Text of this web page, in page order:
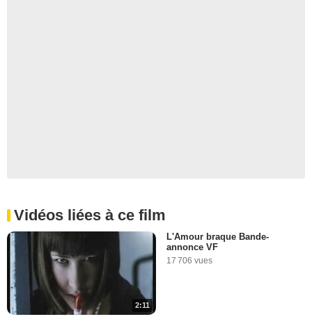
Vidéos liées à ce film
2:11
L'Amour braque Bande-
annonce VF
17 706 vues